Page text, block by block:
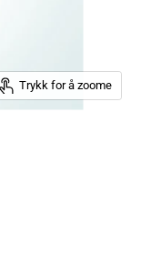
Trykk for å zoome